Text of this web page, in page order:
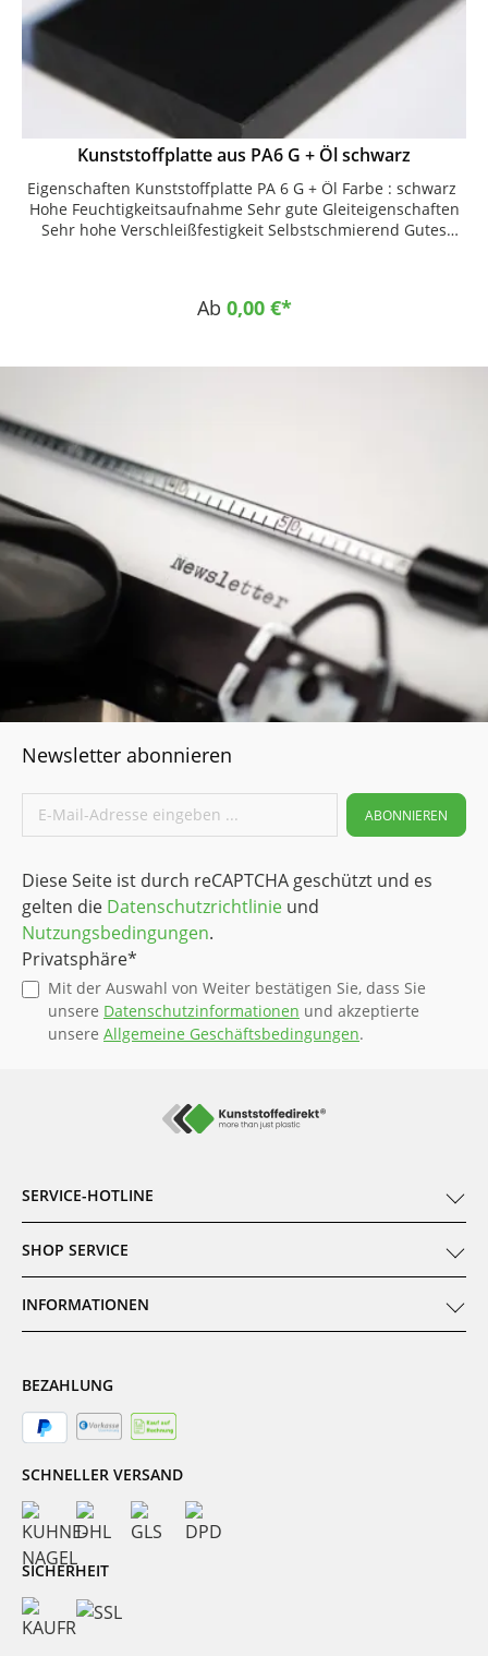
Kunststoffplatte aus PA6 G + Öl schwarz
Eigenschaften Kunststoffplatte PA 6 G + Öl Farbe : schwarz
Hohe Feuchtigkeitsaufnahme Sehr gute Gleiteigenschaften
Sehr hohe Verschleißfestigkeit Selbstschmierend Gutes
Maschinenbau Fahrzeugbau Lebensmittelindustrie
Ab 0,00 €*
Newsletter abonnieren
ABONNIEREN
Diese Seite ist durch reCAPTCHA geschützt und es
gelten die Datenschutzrichtlinie und
Nutzungsbedingungen.
Privatsphäre*
Mit der Auswahl von Weiter bestätigen Sie, dass Sie
unsere Datenschutzinformationen und akzeptierte
unsere Allgemeine Geschäftsbedingungen.
SERVICE-HOTLINE
SHOP SERVICE
INFORMATIONEN
BEZAHLUNG
SCHNELLER VERSAND
SICHERHEIT